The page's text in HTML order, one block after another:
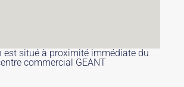
est situé à proximité immédiate du
commercial GEANT